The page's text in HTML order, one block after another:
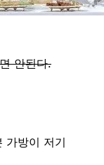
안된다.
가방이 저기